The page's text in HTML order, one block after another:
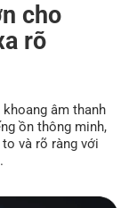
cho
rõ
âm thanh
ồn thông minh,
và rõ ràng với